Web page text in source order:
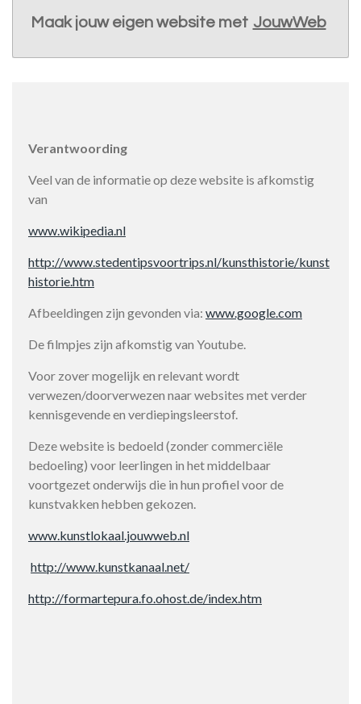
Maak jouw eigen website met JouwWeb
Verantwoording
Veel van de informatie op deze website is afkomstig
van
www.wikipedia.nl
http://www.stedentipsvoortrips.nl/kunsthistorie/kunst
historie.htm
Afbeeldingen zijn gevonden via: www.google.com
De filmpjes zijn afkomstig van Youtube.
Voor zover mogelijk en relevant wordt
verwezen/doorverwezen naar websites met verder
kennisgevende en verdiepingsleerstof.
Deze website is bedoeld (zonder commerciële
bedoeling) voor leerlingen in het middelbaar
voortgezet onderwijs die in hun profiel voor de
kunstvakken hebben gekozen.
www.kunstlokaal.jouwweb.nl
http://www.kunstkanaal.net/
http://formartepura.fo.ohost.de/index.htm